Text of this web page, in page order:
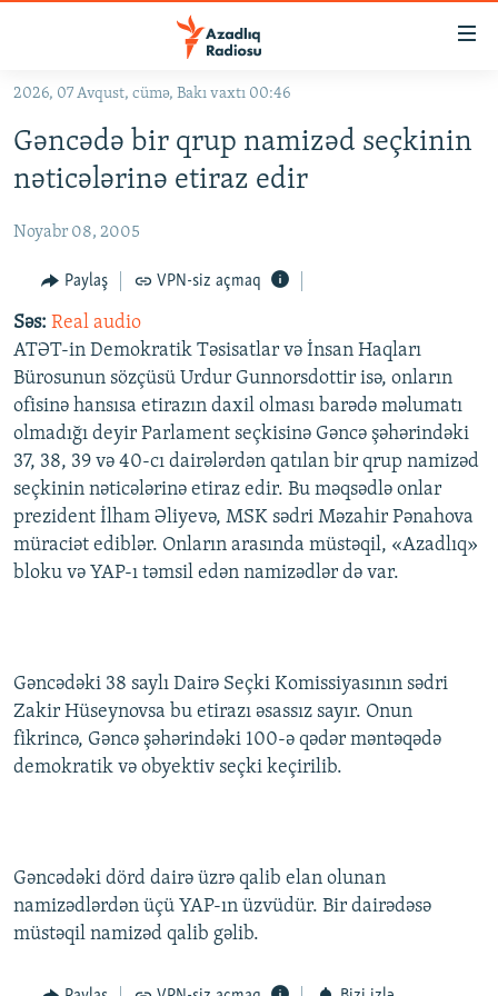
Əsas
qayıt
Əsas
qayıt
#ƏSLINDƏ
FƏRQƏ BAX
QANUNI DOĞRU
ARAŞDIRMA
MULTIMEDIA
VIDEO
FOTOQALEREYA
İNFOQRAFIKA
KARIKATURA
RADIO ARXIV
OXU ZALI
AZƏRBAYCAN ƏDƏBIYYATI KITABXANASI
İSLAM VƏ DEMOKRATIYA
HAQQIMIZDA
MISSIYAMIZ
PEŞƏ ETIKASI VƏ JURNALISTIKA STANDARTLARIMIZ
BIZIMLƏ ƏLAQƏ
XƏBƏR BÜLLETENLƏRIMIZ
BIZI IZLƏ
2026, 07 Avqust, cümə, Bakı vaxtı 00:46
Gəncədə bir qrup namizəd seçkinin
nəticələrinə etiraz edir
Noyabr 08, 2005
Paylaş VPN-siz açmaq
Səs: Real audio
ATƏT-in Demokratik Təsisatlar və İnsan Haqları
Bürosunun sözçüsü Urdur Gunnorsdottir isə, onların
ofisinə hansısa etirazın daxil olması barədə məlumatı
olmadığı deyir Parlament seçkisinə Gəncə şəhərindəki
37, 38, 39 və 40-cı dairələrdən qatılan bir qrup namizəd
seçkinin nəticələrinə etiraz edir. Bu məqsədlə onlar
prezident İlham Əliyevə, MSK sədri Məzahir Pənahova
müraciət ediblər. Onların arasında müstəqil, «Azadlıq»
bloku və YAP-ı təmsil edən namizədlər də var.
Gəncədəki 38 saylı Dairə Seçki Komissiyasının sədri
Zakir Hüseynovsa bu etirazı əsassız sayır. Onun
fikrincə, Gəncə şəhərindəki 100-ə qədər məntəqədə
demokratik və obyektiv seçki keçirilib.
Gəncədəki dörd dairə üzrə qalib elan olunan
namizədlərdən üçü YAP-ın üzvüdür. Bir dairədəsə
müstəqil namizəd qalib gəlib.